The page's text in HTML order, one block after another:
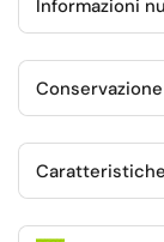
Informazioni